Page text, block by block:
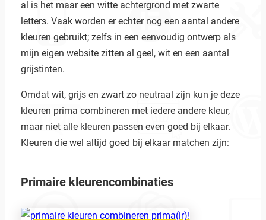
al is het maar een witte achtergrond met zwarte
letters. Vaak worden er echter nog een aantal andere
kleuren gebruikt; zelfs in een eenvoudig ontwerp als
mijn eigen website zitten al geel, wit en een aantal
grijstinten.
Omdat wit, grijs en zwart zo neutraal zijn kun je deze
kleuren prima combineren met iedere andere kleur,
maar niet alle kleuren passen even goed bij elkaar.
Kleuren die wel altijd goed bij elkaar matchen zijn:
Primaire kleurencombinaties